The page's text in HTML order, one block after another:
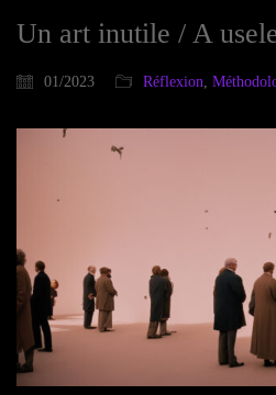
Un art inutile / A
01/2023 Réflexion,